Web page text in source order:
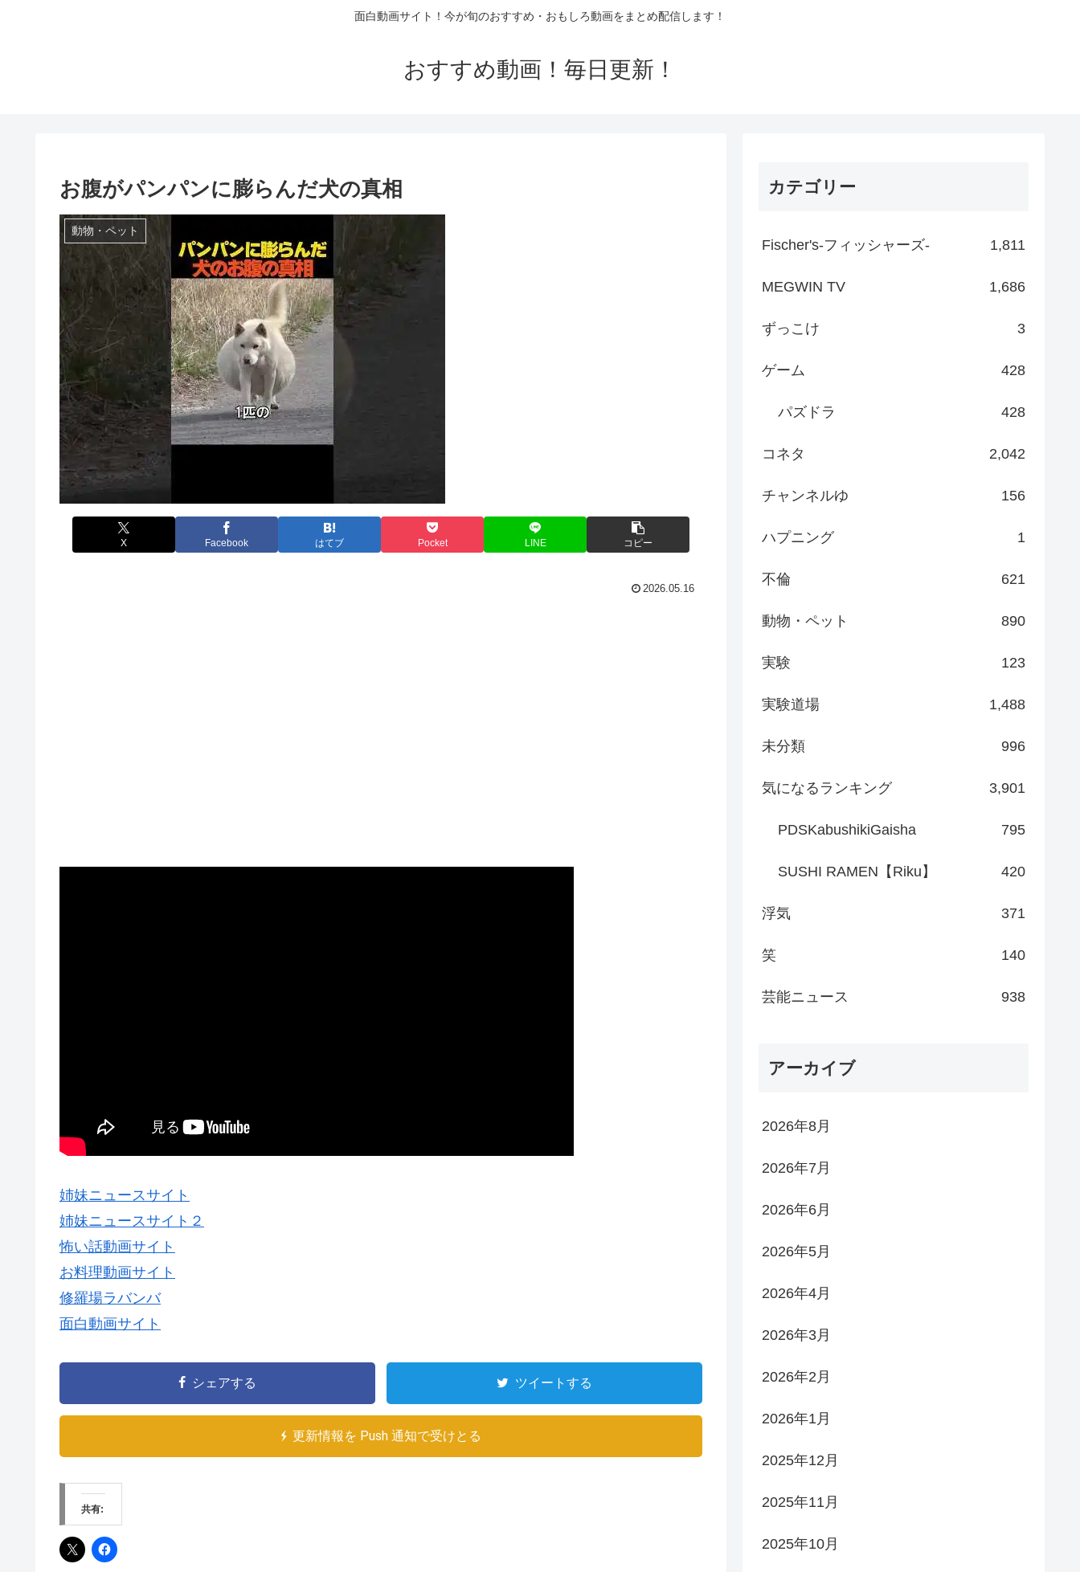
面白動画サイト！今が旬のおすすめ・おもしろ動画をまとめ配信します！
おすすめ動画！毎日更新！
お腹がパンパンに膨らんだ犬の真相
動物・ペット
X Facebook はてブ Pocket LINE コピー
2026.05.16
姉妹ニュースサイト
姉妹ニュースサイト２
怖い話動画サイト
お料理動画サイト
修羅場ラバンバ
面白動画サイト
シェアする ツイートする
更新情報を Push 通知で受けとる
共有:
カテゴリー
Fischer's-フィッシャーズ- 1,811
MEGWIN TV 1,686
ずっこけ 3
ゲーム 428
パズドラ 428
コネタ 2,042
チャンネルゆ 156
ハプニング 1
不倫 621
動物・ペット 890
実験 123
実験道場 1,488
未分類 996
気になるランキング 3,901
PDSKabushikiGaisha 795
SUSHI RAMEN【Riku】 420
浮気 371
笑 140
芸能ニュース 938
アーカイブ
2026年8月
2026年7月
2026年6月
2026年5月
2026年4月
2026年3月
2026年2月
2026年1月
2025年12月
2025年11月
2025年10月